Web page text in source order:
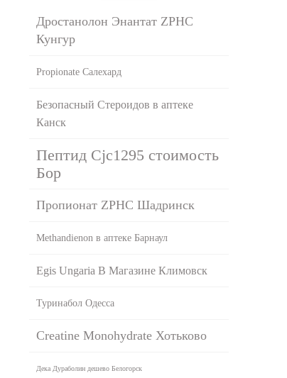
Дростанолон Энантат ZPHC
Кунгур
Propionate Салехард
Безопасный Стероидов в аптеке
Канск
Пептид Cjc1295 стоимость
Бор
Пропионат ZPHC Шадринск
Methandienon в аптеке Барнаул
Egis Ungaria В Магазине Климовск
Туринабол Одесса
Creatine Monohydrate Хотьково
Дека Дураболин дешево Белогорск